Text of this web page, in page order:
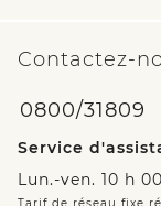
Contactez-
0800/31809
Service
Lun.-ven. 10 h